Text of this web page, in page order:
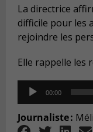
La directrice
difficile pour les
rejoindre les
Elle rappelle les r
Audio
Player
00:00
Journaliste: Mé